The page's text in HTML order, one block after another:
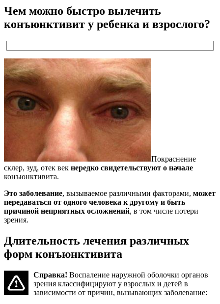
Чем можно быстро вылечить
конъюнктивит у ребенка и взрослого?
Покраснение
склер, зуд, отек век нередко свидетельствуют о начале
конъюнктивита.
Это заболевание, вызываемое различными факторами, может
передаваться от одного человека к другому и быть
причиной неприятных осложнений, в том числе потери
зрения.
Длительность лечения различных
форм конъюнктивита
Справка! Воспаление наружной оболочки органов
зрения классифицируют у взрослых и детей в
зависимости от причин, вызывающих заболевание: